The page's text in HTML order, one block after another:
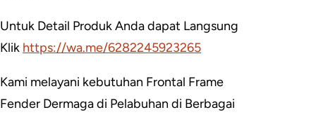
Untuk Detail Produk Anda dapat Langsung
Klik https://wa.me/6282245923265
Kami melayani kebutuhan Frontal Frame
Fender Dermaga di Pelabuhan di Berbagai